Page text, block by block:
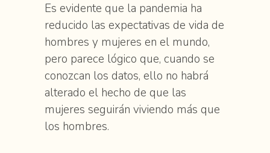
Es evidente que la pandemia ha
reducido las expectativas de vida de
hombres y mujeres en el mundo,
pero parece lógico que, cuando se
conozcan los datos, ello no habrá
alterado el hecho de que las
mujeres seguirán viviendo más que
los hombres.